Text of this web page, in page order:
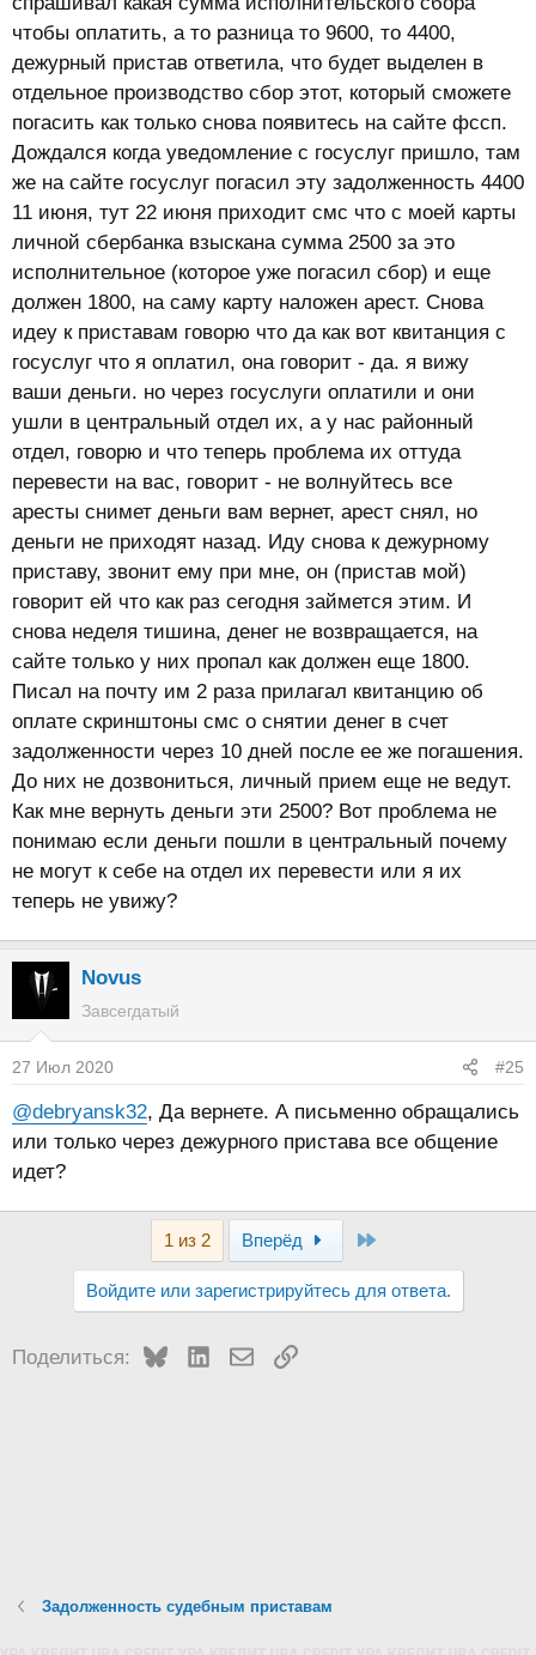
чтобы оплатить, а то разница то 9600, то 4400,
дежурный пристав ответила, что будет выделен в
отдельное производство сбор этот, который сможете
погасить как только снова появитесь на сайте фссп.
Дождался когда уведомление с госуслуг пришло, там
же на сайте госуслуг погасил эту задолженность 4400
11 июня, тут 22 июня приходит смс что с моей карты
личной сбербанка взыскана сумма 2500 за это
исполнительное (которое уже погасил сбор) и еще
должен 1800, на саму карту наложен арест. Снова
идеу к приставам говорю что да как вот квитанция с
госуслуг что я оплатил, она говорит - да. я вижу
ваши деньги. но через госуслуги оплатили и они
ушли в центральный отдел их, а у нас районный
отдел, говорю и что теперь проблема их оттуда
перевести на вас, говорит - не волнуйтесь все
аресты снимет деньги вам вернет, арест снял, но
деньги не приходят назад. Иду снова к дежурному
приставу, звонит ему при мне, он (пристав мой)
говорит ей что как раз сегодня займется этим. И
снова неделя тишина, денег не возвращается, на
сайте только у них пропал как должен еще 1800.
Писал на почту им 2 раза прилагал квитанцию об
оплате скринштоны смс о снятии денег в счет
задолженности через 10 дней после ее же погашения.
До них не дозвониться, личный прием еще не ведут.
Как мне вернуть деньги эти 2500? Вот проблема не
понимаю если деньги пошли в центральный почему
не могут к себе на отдел их перевести или я их
теперь не увижу?
Novus
Завсегдатый
27 Июл 2020 #25
@debryansk32, Да вернете. А письменно обращались
или только через дежурного пристава все общение
идет?
1 из 2 Вперёд
Войдите или зарегистрируйтесь для ответа.
Поделиться: BlueskyLinkedInЭлектронная почта
Ссылка
Задолженность судебным приставам